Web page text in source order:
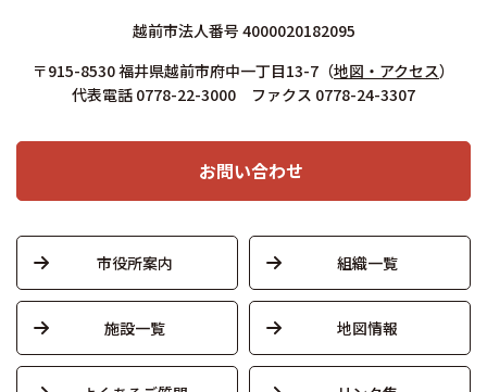
越前市法人番号 4000020182095
〒915-8530 福井県越前市府中一丁目13-7 （地図・アクセス）
代表電話 0778-22-3000 ファクス 0778-24-3307
お問い合わせ
市役所案内 組織一覧
施設一覧 地図情報